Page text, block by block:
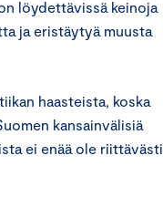
löydettävissä keinoja
ja eristäytyä muusta
haasteista, koska
kansainvälisiä
ei enää ole riittävästi